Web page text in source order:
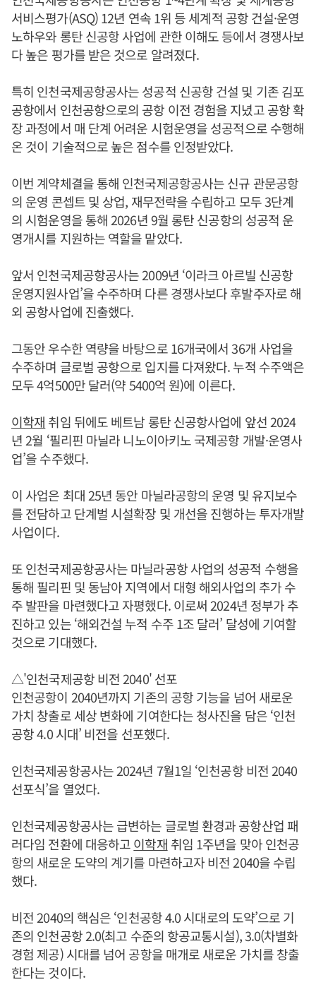
서비스평가(ASQ) 12년 연속 1위 등 세계적 공항 건설·운영
노하우와 롱탄 신공항 사업에 관한 이해도 등에서 경쟁사보
다 높은 평가를 받은 것으로 알려졌다.
특히 인천국제공항공사는 성공적 신공항 건설 및 기존 김포
공항에서 인천공항으로의 공항 이전 경험을 지녔고 공항 확
장 과정에서 매 단계 어려운 시험운영을 성공적으로 수행해
온 것이 기술적으로 높은 점수를 인정받았다.
이번 계약체결을 통해 인천국제공항공사는 신규 관문공항
의 운영 콘셉트 및 상업, 재무전략을 수립하고 모두 3단계
의 시험운영을 통해 2026년 9월 롱탄 신공항의 성공적 운
영개시를 지원하는 역할을 맡았다.
앞서 인천국제공항공사는 2009년 ‘이라크 아르빌 신공항
운영지원사업’을 수주하며 다른 경쟁사보다 후발주자로 해
외 공항사업에 진출했다.
그동안 우수한 역량을 바탕으로 16개국에서 36개 사업을
수주하며 글로벌 공항으로 입지를 다져왔다. 누적 수주액은
모두 4억500만 달러(약 5400억 원)에 이른다.
이학재 취임 뒤에도 베트남 롱탄 신공항사업에 앞선 2024
년 2월 ‘필리핀 마닐라 니노이아키노 국제공항 개발·운영사
업’을 수주했다.
이 사업은 최대 25년 동안 마닐라공항의 운영 및 유지보수
를 전담하고 단계벌 시설확장 및 개선을 진행하는 투자개발
사업이다.
또 인천국제공항공사는 마닐라공항 사업의 성공적 수행을
통해 필리핀 및 동남아 지역에서 대형 해외사업의 추가 수
주 발판을 마련했다고 자평했다. 이로써 2024년 정부가 추
진하고 있는 ‘해외건설 누적 수주 1조 달러’ 달성에 기여할
것으로 기대했다.
△'인천국제공항 비전 2040' 선포
인천공항이 2040년까지 기존의 공항 기능을 넘어 새로운
가치 창출로 세상 변화에 기여한다는 청사진을 담은 ‘인천
공항 4.0 시대’ 비전을 선포했다.
인천국제공항공사는 2024년 7월1일 ‘인천공항 비전 2040
선포식’을 열었다.
인천국제공항공사는 급변하는 글로벌 환경과 공항산업 패
러다임 전환에 대응하고이학재 취임 1주년을 맞아 인천공
항의 새로운 도약의 계기를 마련하고자 비전 2040을 수립
했다.
비전 2040의 핵심은 ‘인천공항 4.0 시대로의 도약’으로 기
존의 인천공항 2.0(최고 수준의 항공교통시설), 3.0(차별화
경험 제공) 시대를 넘어 공항을 매개로 새로운 가치를 창출
한다는 것이다.